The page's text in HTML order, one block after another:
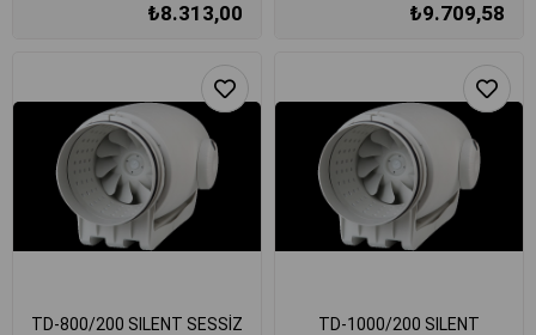
₺8.313,00 ₺9.709,58
TD-800/200 SILENT SESSİZ
TD-1000/200 SILENT